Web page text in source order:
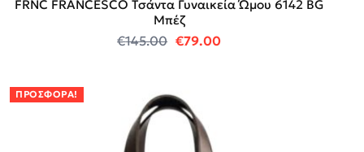
FRNC FRANCESCO Τσάντα Γυναικεία Ώμου 6142 BG
Μπέζ
€145.00 Original price was: €145.00.
€79.00Η τρέχουσα τιμή
ΠΡΟΣΦΟΡΆ!